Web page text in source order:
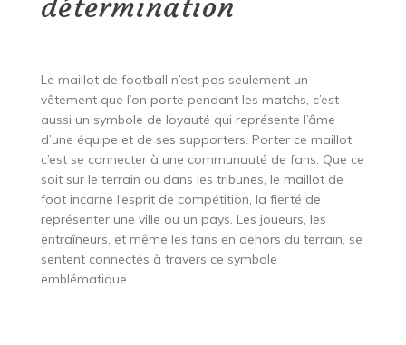
détermination
Le maillot de football n’est pas seulement un
vêtement que l’on porte pendant les matchs, c’est
aussi un symbole de loyauté qui représente l’âme
d’une équipe et de ses supporters. Porter ce maillot,
c’est se connecter à une communauté de fans. Que ce
soit sur le terrain ou dans les tribunes, le maillot de
foot incarne l’esprit de compétition, la fierté de
représenter une ville ou un pays. Les joueurs, les
entraîneurs, et même les fans en dehors du terrain, se
sentent connectés à travers ce symbole
emblématique.